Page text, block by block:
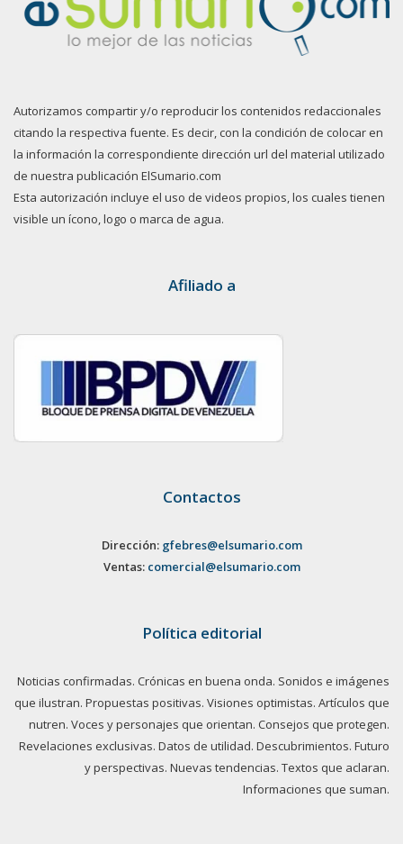
Autorizamos compartir y/o reproducir los contenidos redaccionales
citando la respectiva fuente. Es decir, con la condición de colocar en
la información la correspondiente dirección url del material utilizado
de nuestra publicación ElSumario.com
Esta autorización incluye el uso de videos propios, los cuales tienen
visible un ícono, logo o marca de agua.
Afiliado a
Contactos
Dirección: gfebres@elsumario.com
Ventas: comercial@elsumario.com
Política editorial
Noticias confirmadas. Crónicas en buena onda. Sonidos e imágenes
que ilustran. Propuestas positivas. Visiones optimistas. Artículos que
nutren. Voces y personajes que orientan. Consejos que protegen.
Revelaciones exclusivas. Datos de utilidad. Descubrimientos. Futuro
y perspectivas. Nuevas tendencias. Textos que aclaran.
Informaciones que suman.